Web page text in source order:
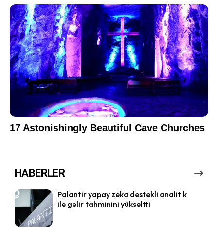
HABERLER
Palantir yapay zeka destekli analitik
ile gelir tahminini yükseltti